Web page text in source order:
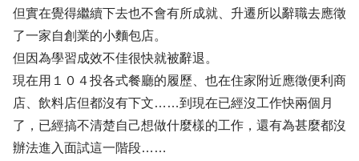
但實在覺得繼續下去也不會有所成就、升遷所以辭職去應徵
了一家自創業的小麵包店。
但因為學習成效不佳很快就被辭退。
現在用１０４投各式餐廳的履歷、也在住家附近應徵便利商
店、飲料店但都沒有下文……到現在已經沒工作快兩個月
了，已經搞不清楚自己想做什麼樣的工作，還有為甚麼都沒
辦法進入面試這一階段……